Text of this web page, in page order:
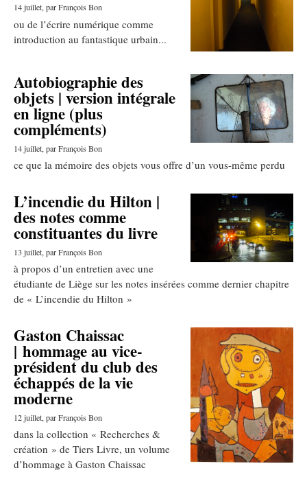
14 juillet, par François Bon
ou de l’écrire numérique comme
introduction au fantastique urbain...
Autobiographie des
objets | version intégrale
en ligne (plus
compléments)
14 juillet, par François Bon
ce que la mémoire des objets vous offre d’un vous-même perdu
L’incendie du Hilton |
des notes comme
constituantes du livre
13 juillet, par François Bon
à propos d’un entretien avec une
étudiante de Liège sur les notes insérées comme dernier chapitre
de « L’incendie du Hilton »
Gaston Chaissac
| hommage au vice-
président du club des
échappés de la vie
moderne
12 juillet, par François Bon
dans la collection « Recherches &
création » de Tiers Livre, un volume
d’hommage à Gaston Chaissac